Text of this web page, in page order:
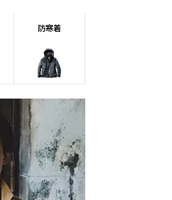
防寒着